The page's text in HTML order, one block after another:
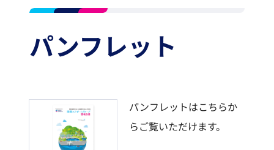
パンフレット
パンフレットはこちらか
らご覧いただけます。